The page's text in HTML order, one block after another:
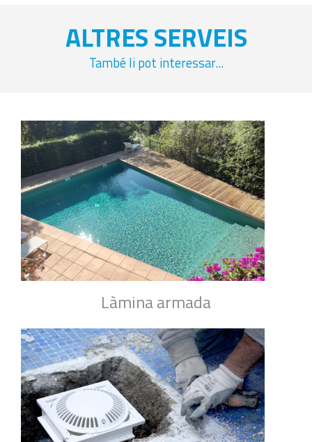
ALTRES SERVEIS
També li pot interessar...
Làmina armada